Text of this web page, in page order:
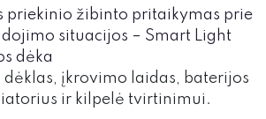
priekinio žibinto pritaikymas prie
situacijos – Smart Light
dėka
dėklas, įkrovimo laidas, baterijos
ir kilpelė tvirtinimui.